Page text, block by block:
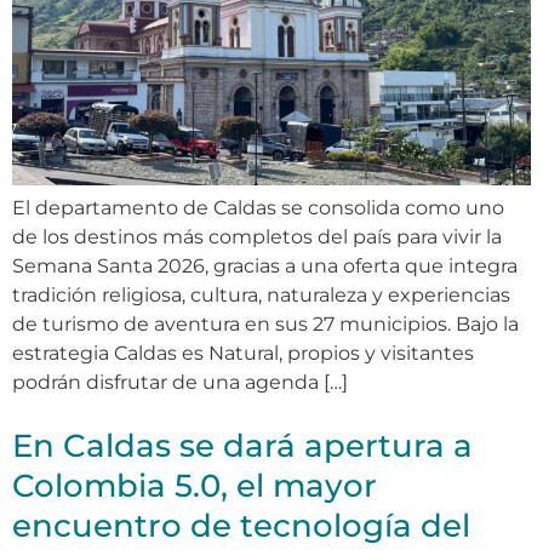
El departamento de Caldas se consolida como uno
de los destinos más completos del país para vivir la
Semana Santa 2026, gracias a una oferta que integra
tradición religiosa, cultura, naturaleza y experiencias
de turismo de aventura en sus 27 municipios. Bajo la
estrategia Caldas es Natural, propios y visitantes
podrán disfrutar de una agenda […]
En Caldas se dará apertura a
Colombia 5.0, el mayor
encuentro de tecnología del